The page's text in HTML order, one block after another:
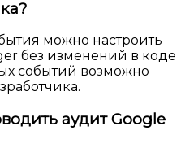
можно настроить
без изменений в коде
событий возможно
аудит Google